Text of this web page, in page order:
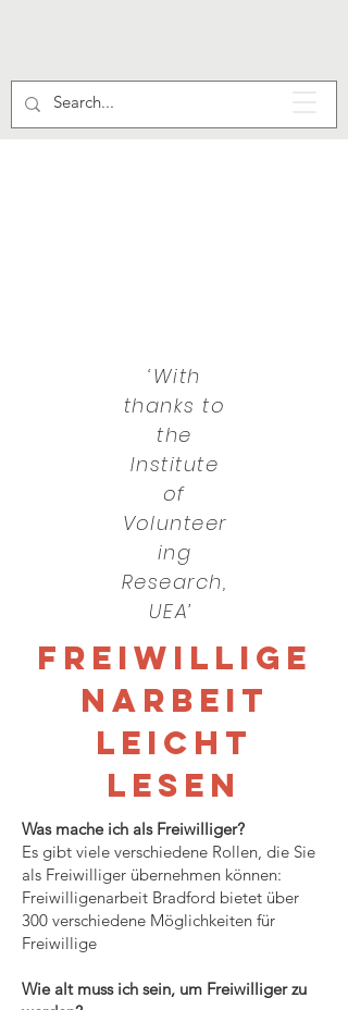
‘With
thanks to
the
Institute
of
Volunteer
ing
Research,
UEA’
FREIWILLIGE
NARBEIT
LEICHT
LESEN
Was mache ich als Freiwilliger?
Es gibt viele verschiedene Rollen, die Sie
als Freiwilliger übernehmen können:
Freiwilligenarbeit Bradford bietet über
300 verschiedene Möglichkeiten für
Freiwillige
Wie alt muss ich sein, um Freiwilliger zu